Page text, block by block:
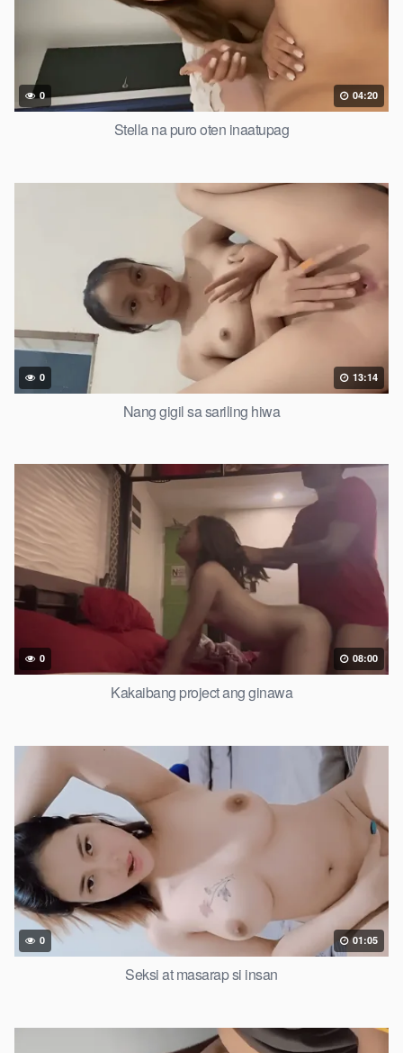
0 04:20
Stella na puro oten inaatupag
0 13:14
Nang gigil sa sariling hiwa
0 08:00
Kakaibang project ang ginawa
0 01:05
Seksi at masarap si insan